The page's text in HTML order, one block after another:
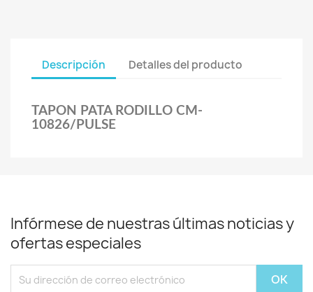
Descripción Detalles del producto
TAPON PATA RODILLO CM-
10826/PULSE
Infórmese de nuestras últimas noticias y
ofertas especiales